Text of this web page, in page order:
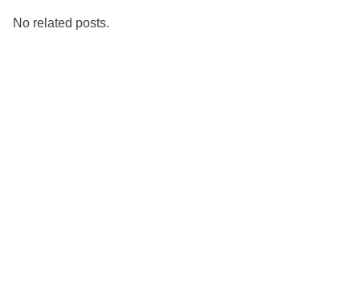
No related posts.